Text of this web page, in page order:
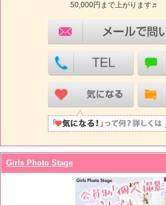
50,000円まで上がります♬
Girls Photo Stage